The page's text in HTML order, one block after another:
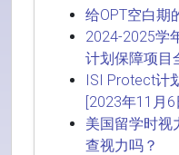
给OPT空白期
2024-2025学
计划保障项目
ISI Protect计
[2023年11月6
美国留学时视
查视力吗？